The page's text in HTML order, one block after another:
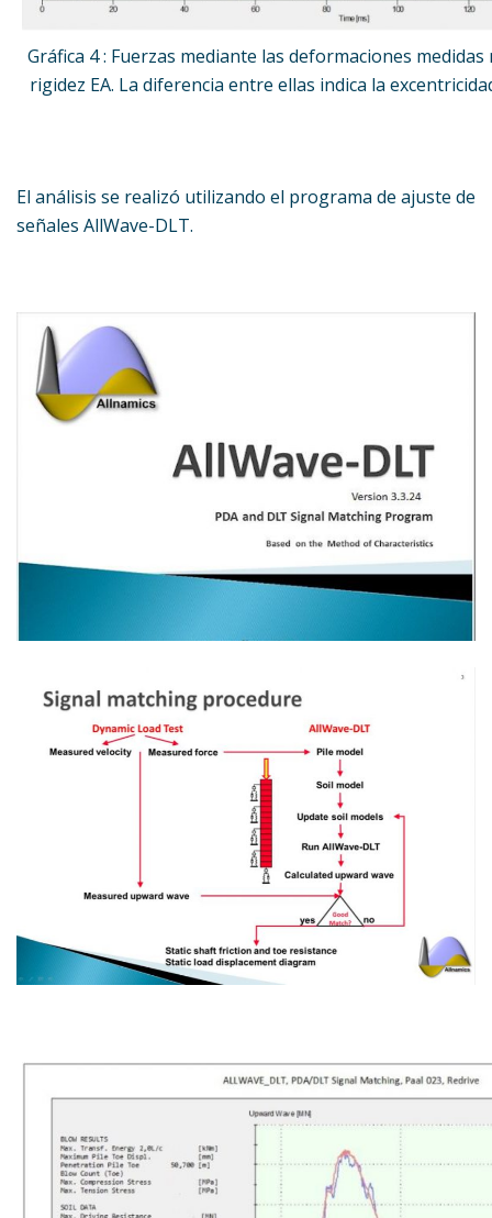
Gráfica 4 : Fuerzas mediante las deformaciones
rigidez EA. La diferencia entre ellas indica la
El análisis se realizó utilizando el programa de ajuste de
señales AllWave-DLT.